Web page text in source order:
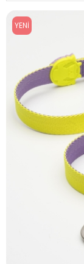
YENI